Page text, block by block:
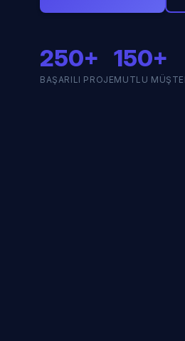
250+
BAŞARILI PROJE
150+
MUTLU